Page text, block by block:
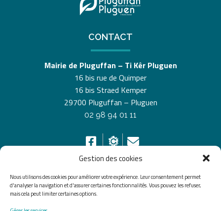
Gestion des cookies
Nous utilisons des cookies pour améliorer votre expérience. Leur consentement permet
d'analyser la navigation et d'assurer certaines fonctionnalités. Vous pouvez les refuser,
mais cela peut limiter certaines options.
CONTACT
Mairie de Pluguffan – Ti Kêr Pluguen
16 bis rue de Quimper
16 bis Straed Kemper
29700 Pluguffan – Pluguen
02 98 94 01 11
HORAIRES D’OUVERTURE
Du lundi au vendredi de 8h30 à 12h30 et de 13h30 à